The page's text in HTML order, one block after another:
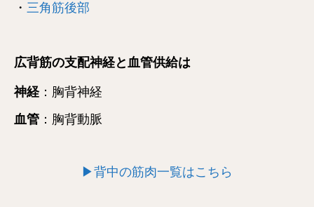
・ 三角筋後部
広背筋の支配神経と血管供給は
神経 ：胸背神経
血管 ：胸背動脈
▶背中の筋肉一覧はこちら